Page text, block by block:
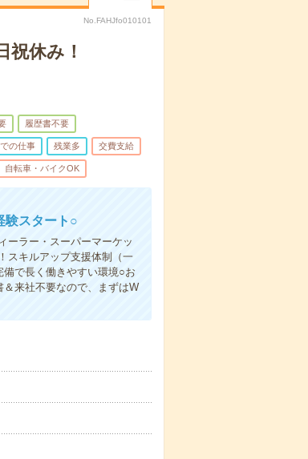
No.FAHJfo010101
祝休み！
履歴書不要
の仕事 残業多 交費支給
自転車・バイクOK
験スタート○
ーラー・スーパーマーケッ
スキルアップ支援体制（一
で長く働きやすい環境○お
来社不要なので、まずはW